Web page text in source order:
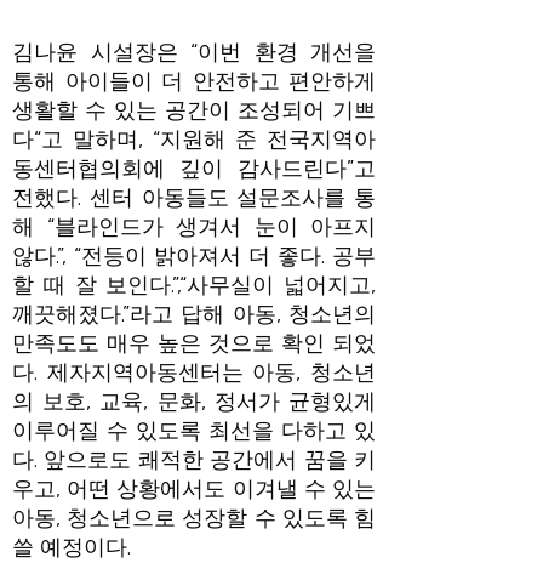
김나윤 시설장은 “이번 환경 개선을
통해 아이들이 더 안전하고 편안하게
생활할 수 있는 공간이 조성되어 기쁘
다“고 말하며, “지원해 준 전국지역아
동센터협의회에 깊이 감사드린다”고
전했다. 센터 아동들도 설문조사를 통
해 “블라인드가 생겨서 눈이 아프지
않다.”, “전등이 밝아져서 더 좋다. 공부
할 때 잘 보인다.”,“사무실이 넓어지고,
깨끗해졌다.”라고 답해 아동, 청소년의
만족도도 매우 높은 것으로 확인 되었
다. 제자지역아동센터는 아동, 청소년
의 보호, 교육, 문화, 정서가 균형있게
이루어질 수 있도록 최선을 다하고 있
다. 앞으로도 쾌적한 공간에서 꿈을 키
우고, 어떤 상황에서도 이겨낼 수 있는
아동, 청소년으로 성장할 수 있도록 힘
쓸 예정이다.